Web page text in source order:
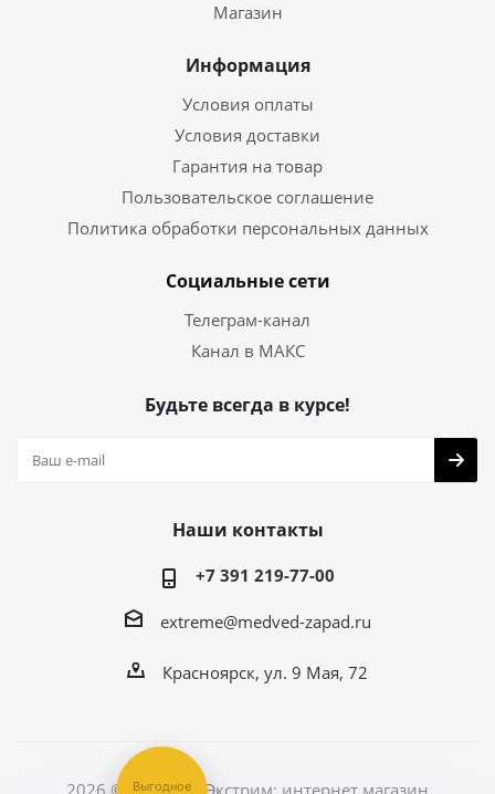
Магазин
Информация
Условия оплаты
Условия доставки
Гарантия на товар
Пользовательское соглашение
Политика обработки персональных данных
Социальные сети
Телеграм-канал
Канал в МАКС
Будьте всегда в курсе!
Наши контакты
+7 391 219-77-00
extreme@medved-zapad.ru
Красноярск, ул. 9 Мая, 72
2026 © Медведь Экстрим: интернет магазин
Выгодное